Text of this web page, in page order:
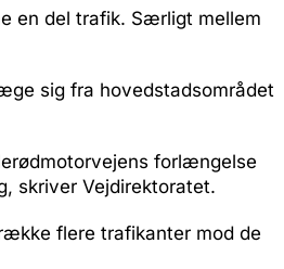
en del trafik. Særligt mellem
sig fra hovedstadsområdet
forlængelse
skriver Vejdirektoratet.
flere trafikanter mod de